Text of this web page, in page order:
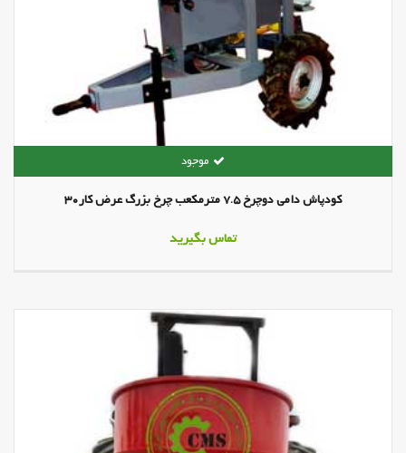
کودپاش دامی دوچرخ 7.5 مترمکعب چرخ بزرگ عرض کار30
تماس بگیرید